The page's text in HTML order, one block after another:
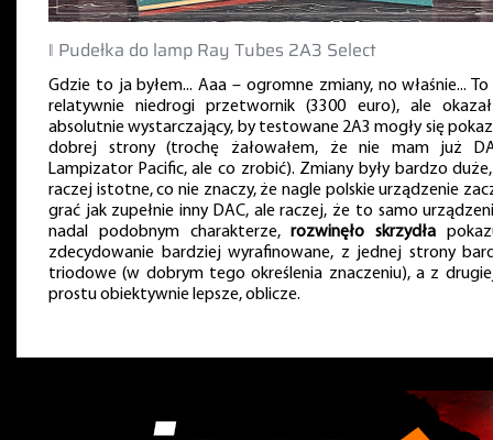
‖ Pudełka do lamp Ray Tubes 2A3 Select
Gdzie to ja byłem... Aaa – ogromne zmiany, no właśnie...
relatywnie niedrogi przetwornik (3300 euro), ale
absolutnie wystarczający, by testowane 2A3 mogły się
dobrej strony (trochę żałowałem, że nie mam już
Lampizator Pacific, ale co zrobić). Zmiany były bardzo
raczej istotne, co nie znaczy, że nagle polskie urządzenie
grać jak zupełnie inny DAC, ale raczej, że to samo
nadal podobnym charakterze,rozwinęło skrzydła
zdecydowanie bardziej wyrafinowane, z jednej strony
triodowe (w dobrym tego określenia znaczeniu), a z
prostu obiektywnie lepsze, oblicze.